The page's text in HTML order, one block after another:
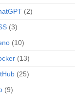
(2)
(3)
(10)
(13)
(25)
(9)